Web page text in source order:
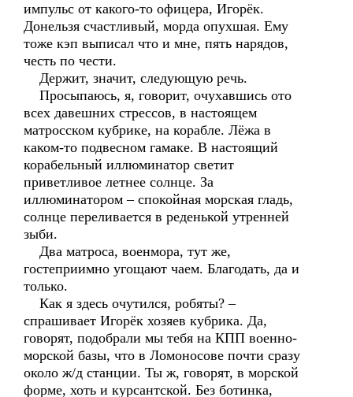
импульс от какого-то офицера, Игорёк.
Донельзя счастливый, морда опухшая. Ему
тоже кэп выписал что и мне, пять нарядов,
честь по чести.
Держит, значит, следующую речь.
Просыпаюсь, я, говорит, очухавшись ото
всех давешних стрессов, в настоящем
матросском кубрике, на корабле. Лёжа в
каком-то подвесном гамаке. В настоящий
корабельный иллюминатор светит
приветливое летнее солнце. За
иллюминатором – спокойная морская гладь,
солнце переливается в реденькой утренней
зыби.
Два матроса, военмора, тут же,
гостеприимно угощают чаем. Благодать, да и
только.
Как я здесь очутился, робяты? –
спрашивает Игорёк хозяев кубрика. Да,
говорят, подобрали мы тебя на КПП военно-
морской базы, что в Ломоносове почти сразу
около ж/д станции. Ты ж, говорят, в морской
форме, хоть и курсантской. Без ботинка,